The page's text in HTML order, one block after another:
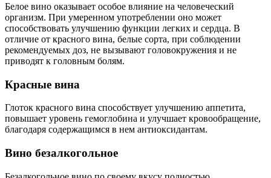
Белое вино оказывает особое влияние на человеческий
организм. При умеренном употреблении оно может
способствовать улучшению функции легких и сердца. В
отличие от красного вина, белые сорта, при соблюдении
рекомендуемых доз, не вызывают головокружения и не
приводят к головным болям.
Красные вина
Глоток красного вина способствует улучшению аппетита,
повышает уровень гемоглобина и улучшает кровообращение,
благодаря содержащимся в нем антиоксидантам.
Вино безалкогольное